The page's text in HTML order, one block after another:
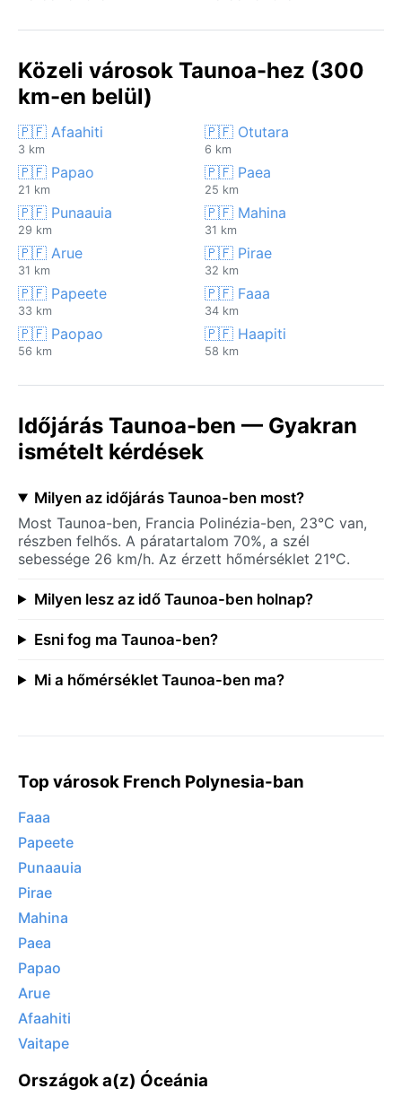
Közeli városok Taunoa-hez (300
km-en belül)
🇵🇫 Afaahiti
3 km
🇵🇫 Otutara
6 km
🇵🇫 Papao
21 km
🇵🇫 Paea
25 km
🇵🇫 Punaauia
29 km
🇵🇫 Mahina
31 km
🇵🇫 Arue
31 km
🇵🇫 Pirae
32 km
🇵🇫 Papeete
33 km
🇵🇫 Faaa
34 km
🇵🇫 Paopao
56 km
🇵🇫 Haapiti
58 km
Időjárás Taunoa-ben — Gyakran
ismételt kérdések
Milyen az időjárás Taunoa-ben most?
Most Taunoa-ben, Francia Polinézia-ben, 23°C van,
részben felhős. A páratartalom 70%, a szél
sebessége 26 km/h. Az érzett hőmérséklet 21°C.
Milyen lesz az idő Taunoa-ben holnap?
Esni fog ma Taunoa-ben?
Mi a hőmérséklet Taunoa-ben ma?
Top városok French Polynesia-ban
Faaa
Papeete
Punaauia
Pirae
Mahina
Paea
Papao
Arue
Afaahiti
Vaitape
Országok a(z) Óceánia